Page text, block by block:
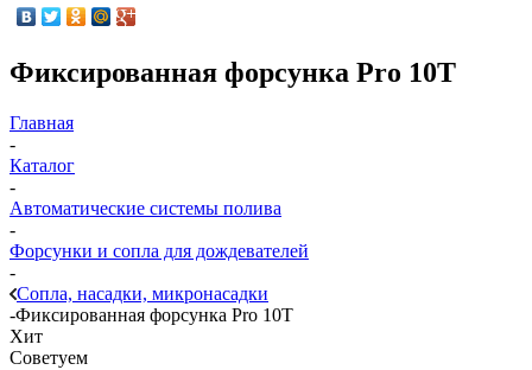
Фиксированная форсунка Pro 10T
Главная
-
Каталог
-
Автоматические системы полива
-
Форсунки и сопла для дождевателей
-
Сопла, насадки, микронасадки
-Фиксированная форсунка Pro 10T
Хит
Советуем